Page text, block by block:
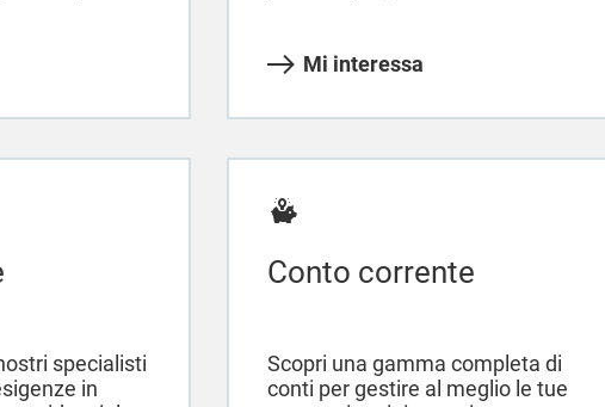
Mi interessa
specialisti
in
Conto corrente
Scopri una gamma completa di
conti per gestire al meglio le tue